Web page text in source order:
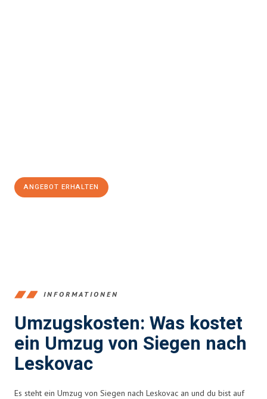
ANGEBOT ERHALTEN
INFORMATIONEN
Umzugskosten: Was kostet
ein Umzug von Siegen nach
Leskovac
Es steht ein Umzug von Siegen nach Leskovac an und du bist auf